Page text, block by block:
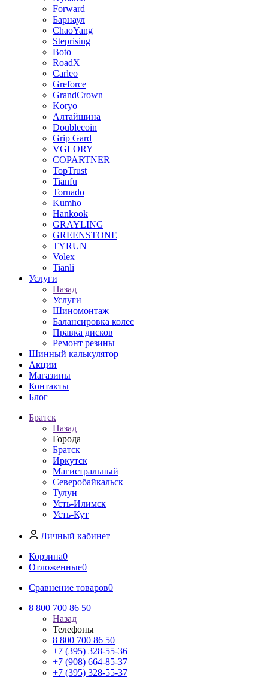
Forward
Барнаул
ChaoYang
Steprising
Boto
RoadX
Carleo
Greforce
GrandCrown
Koryo
Алтайшина
Doublecoin
Grip Gard
VGLORY
COPARTNER
TopTrust
Tianfu
Tornado
Kumho
Hankook
GRAYLING
GREENSTONE
TYRUN
Volex
Tianli
Услуги
Назад
Услуги
Шиномонтаж
Балансировка колес
Правка дисков
Ремонт резины
Шинный калькулятор
Акции
Магазины
Контакты
Блог
Братск
Назад
Города
Братск
Иркутск
Магистральный
Северобайкальск
Тулун
Усть-Илимск
Усть-Кут
Личный кабинет
Корзина0
Отложенные0
Сравнение товаров0
8 800 700 86 50
Назад
Телефоны
8 800 700 86 50
+7 (395) 328-55-36
+7 (908) 664-85-37
+7 (395) 328-55-37